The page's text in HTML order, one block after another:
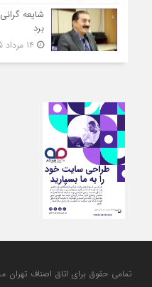
شایعه
برد
تمامی حقوق برای اتاق اصناف